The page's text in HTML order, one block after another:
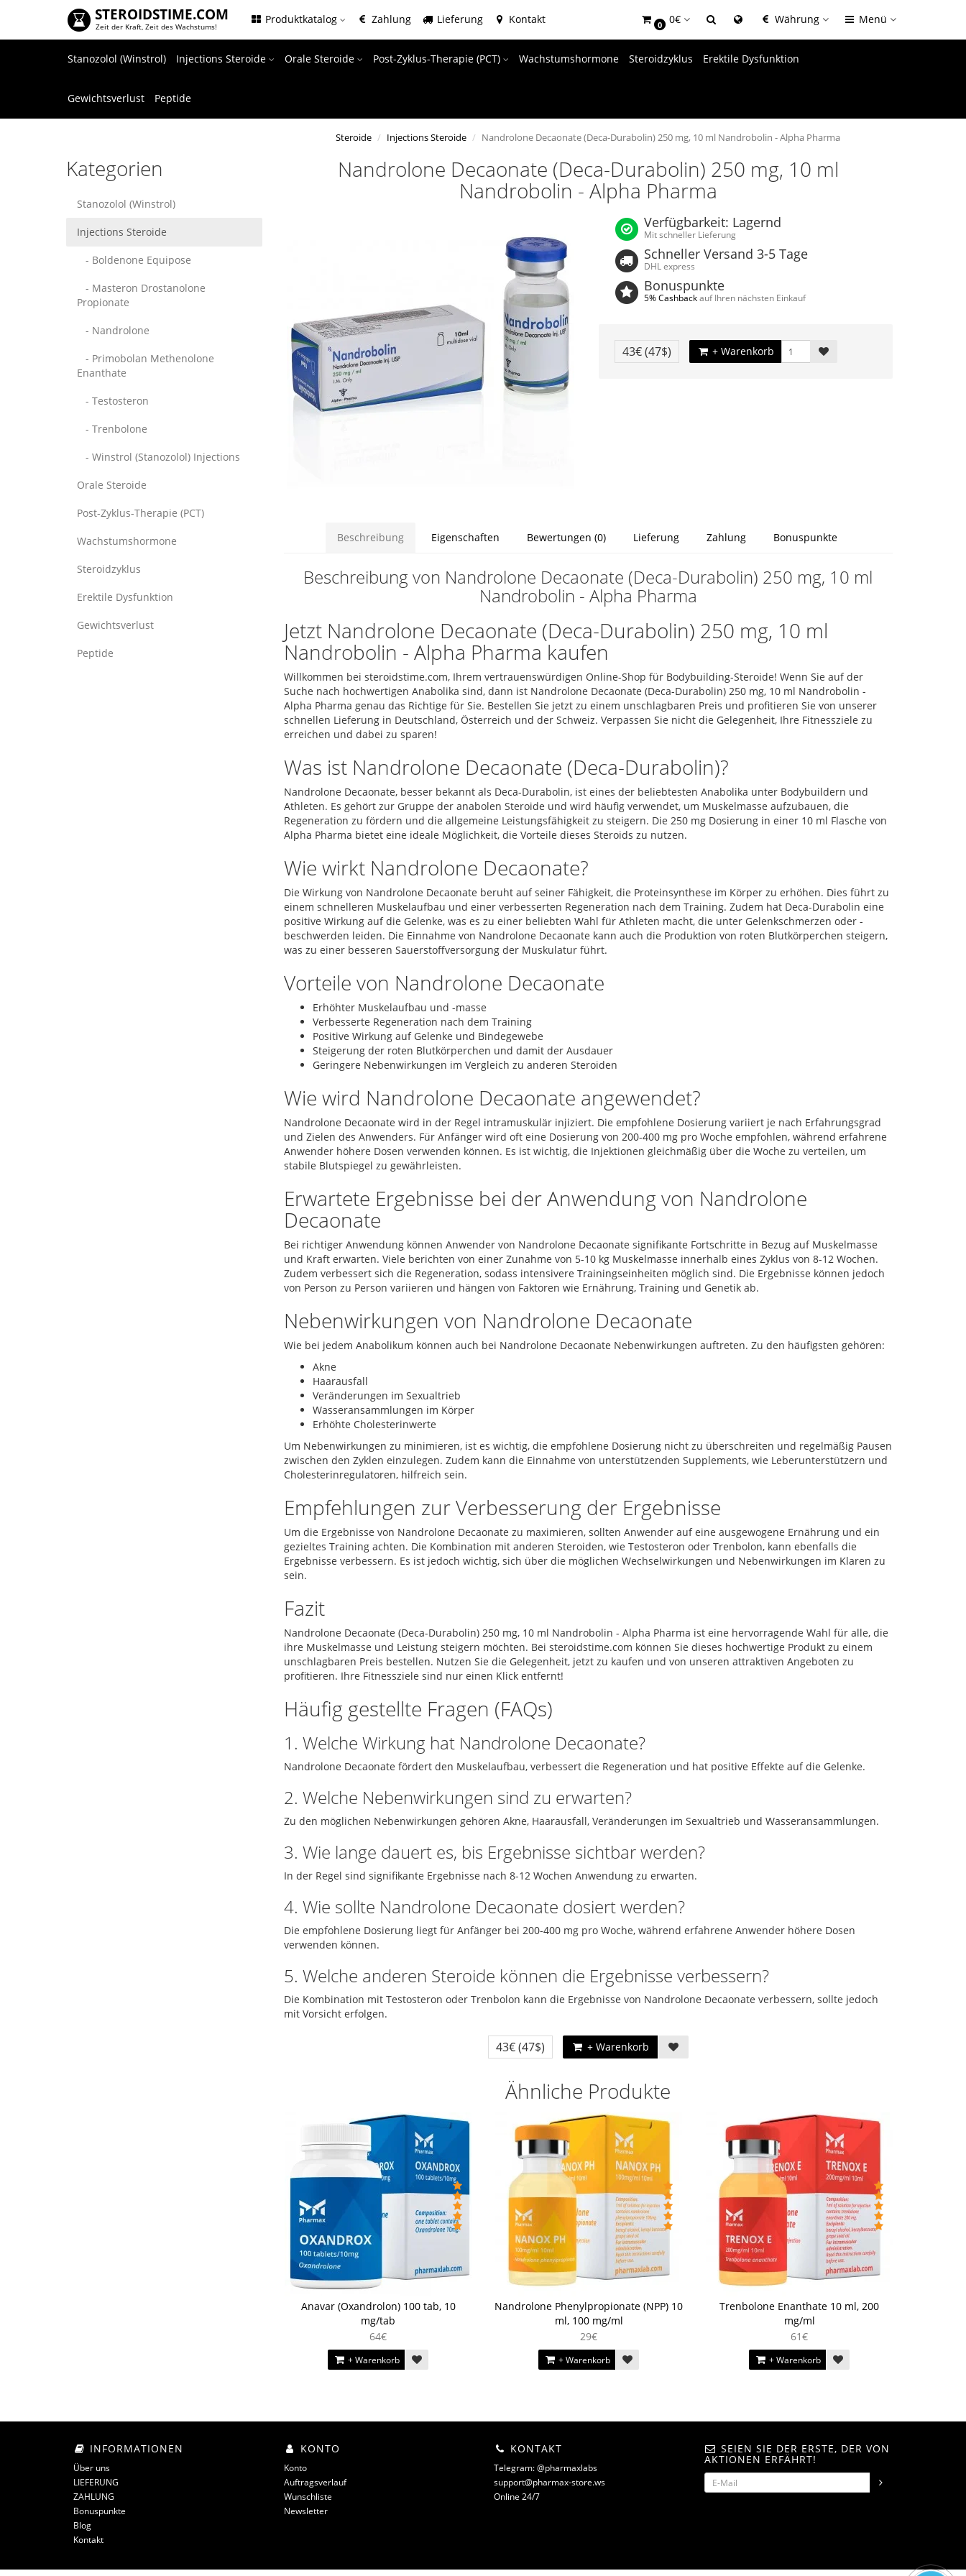
STEROIDSTIME.COM
Zeit der Kraft, Zeit des Wachstums!
Produktkatalog Zahlung Lieferung Kontakt 0 0€ Währung Menü
Stanozolol (Winstrol) Injections Steroide Orale Steroide Post-Zyklus-Therapie (PCT) Wachstumshormone Steroidzyklus Erektile Dysfunktion
Gewichtsverlust Peptide
Kategorien
Stanozolol (Winstrol)
Injections Steroide
- Boldenone Equipose
- Masteron Drostanolone
Propionate
- Nandrolone
- Primobolan Methenolone
Enanthate
- Testosteron
- Trenbolone
- Winstrol (Stanozolol) Injections
Orale Steroide
Post-Zyklus-Therapie (PCT)
Wachstumshormone
Steroidzyklus
Erektile Dysfunktion
Gewichtsverlust
Peptide
Steroide Injections Steroide Nandrolone Decaonate (Deca-Durabolin) 250 mg, 10 ml Nandrobolin - Alpha Pharma
Nandrolone Decaonate (Deca-Durabolin) 250 mg, 10 ml
Nandrobolin - Alpha Pharma
Verfügbarkeit: Lagernd
Mit schneller Lieferung
Schneller Versand 3-5 Tage
DHL express
Bonuspunkte
5% Cashbackauf Ihren nächsten Einkauf
43€(47$) + Warenkorb
Beschreibung Eigenschaften Bewertungen (0) Lieferung Zahlung Bonuspunkte
Beschreibung von Nandrolone Decaonate (Deca-Durabolin) 250 mg, 10 ml
Nandrobolin - Alpha Pharma
Jetzt Nandrolone Decaonate (Deca-Durabolin) 250 mg, 10 ml
Nandrobolin - Alpha Pharma kaufen
Willkommen bei steroidstime.com, Ihrem vertrauenswürdigen Online-Shop für Bodybuilding-Steroide! Wenn Sie auf der
Suche nach hochwertigen Anabolika sind, dann ist Nandrolone Decaonate (Deca-Durabolin) 250 mg, 10 ml Nandrobolin -
Alpha Pharma genau das Richtige für Sie. Bestellen Sie jetzt zu einem unschlagbaren Preis und profitieren Sie von unserer
schnellen Lieferung in Deutschland, Österreich und der Schweiz. Verpassen Sie nicht die Gelegenheit, Ihre Fitnessziele zu
erreichen und dabei zu sparen!
Was ist Nandrolone Decaonate (Deca-Durabolin)?
Nandrolone Decaonate, besser bekannt als Deca-Durabolin, ist eines der beliebtesten Anabolika unter Bodybuildern und
Athleten. Es gehört zur Gruppe der anabolen Steroide und wird häufig verwendet, um Muskelmasse aufzubauen, die
Regeneration zu fördern und die allgemeine Leistungsfähigkeit zu steigern. Die 250 mg Dosierung in einer 10 ml Flasche von
Alpha Pharma bietet eine ideale Möglichkeit, die Vorteile dieses Steroids zu nutzen.
Wie wirkt Nandrolone Decaonate?
Die Wirkung von Nandrolone Decaonate beruht auf seiner Fähigkeit, die Proteinsynthese im Körper zu erhöhen. Dies führt zu
einem schnelleren Muskelaufbau und einer verbesserten Regeneration nach dem Training. Zudem hat Deca-Durabolin eine
positive Wirkung auf die Gelenke, was es zu einer beliebten Wahl für Athleten macht, die unter Gelenkschmerzen oder -
beschwerden leiden. Die Einnahme von Nandrolone Decaonate kann auch die Produktion von roten Blutkörperchen steigern,
was zu einer besseren Sauerstoffversorgung der Muskulatur führt.
Vorteile von Nandrolone Decaonate
Erhöhter Muskelaufbau und -masse
Verbesserte Regeneration nach dem Training
Positive Wirkung auf Gelenke und Bindegewebe
Steigerung der roten Blutkörperchen und damit der Ausdauer
Geringere Nebenwirkungen im Vergleich zu anderen Steroiden
Wie wird Nandrolone Decaonate angewendet?
Nandrolone Decaonate wird in der Regel intramuskulär injiziert. Die empfohlene Dosierung variiert je nach Erfahrungsgrad
und Zielen des Anwenders. Für Anfänger wird oft eine Dosierung von 200-400 mg pro Woche empfohlen, während erfahrene
Anwender höhere Dosen verwenden können. Es ist wichtig, die Injektionen gleichmäßig über die Woche zu verteilen, um
stabile Blutspiegel zu gewährleisten.
Erwartete Ergebnisse bei der Anwendung von Nandrolone
Decaonate
Bei richtiger Anwendung können Anwender von Nandrolone Decaonate signifikante Fortschritte in Bezug auf Muskelmasse
und Kraft erwarten. Viele berichten von einer Zunahme von 5-10 kg Muskelmasse innerhalb eines Zyklus von 8-12 Wochen.
Zudem verbessert sich die Regeneration, sodass intensivere Trainingseinheiten möglich sind. Die Ergebnisse können jedoch
von Person zu Person variieren und hängen von Faktoren wie Ernährung, Training und Genetik ab.
Nebenwirkungen von Nandrolone Decaonate
Wie bei jedem Anabolikum können auch bei Nandrolone Decaonate Nebenwirkungen auftreten. Zu den häufigsten gehören:
Akne
Haarausfall
Veränderungen im Sexualtrieb
Wasseransammlungen im Körper
Erhöhte Cholesterinwerte
Um Nebenwirkungen zu minimieren, ist es wichtig, die empfohlene Dosierung nicht zu überschreiten und regelmäßig Pausen
zwischen den Zyklen einzulegen. Zudem kann die Einnahme von unterstützenden Supplements, wie Leberunterstützern und
Cholesterinregulatoren, hilfreich sein.
Empfehlungen zur Verbesserung der Ergebnisse
Um die Ergebnisse von Nandrolone Decaonate zu maximieren, sollten Anwender auf eine ausgewogene Ernährung und ein
gezieltes Training achten. Die Kombination mit anderen Steroiden, wie Testosteron oder Trenbolon, kann ebenfalls die
Ergebnisse verbessern. Es ist jedoch wichtig, sich über die möglichen Wechselwirkungen und Nebenwirkungen im Klaren zu
sein.
Fazit
Nandrolone Decaonate (Deca-Durabolin) 250 mg, 10 ml Nandrobolin - Alpha Pharma ist eine hervorragende Wahl für alle, die
ihre Muskelmasse und Leistung steigern möchten. Bei steroidstime.com können Sie dieses hochwertige Produkt zu einem
unschlagbaren Preis bestellen. Nutzen Sie die Gelegenheit, jetzt zu kaufen und von unseren attraktiven Angeboten zu
profitieren. Ihre Fitnessziele sind nur einen Klick entfernt!
Häufig gestellte Fragen (FAQs)
1. Welche Wirkung hat Nandrolone Decaonate?
Nandrolone Decaonate fördert den Muskelaufbau, verbessert die Regeneration und hat positive Effekte auf die Gelenke.
2. Welche Nebenwirkungen sind zu erwarten?
Zu den möglichen Nebenwirkungen gehören Akne, Haarausfall, Veränderungen im Sexualtrieb und Wasseransammlungen.
3. Wie lange dauert es, bis Ergebnisse sichtbar werden?
In der Regel sind signifikante Ergebnisse nach 8-12 Wochen Anwendung zu erwarten.
4. Wie sollte Nandrolone Decaonate dosiert werden?
Die empfohlene Dosierung liegt für Anfänger bei 200-400 mg pro Woche, während erfahrene Anwender höhere Dosen
verwenden können.
5. Welche anderen Steroide können die Ergebnisse verbessern?
Die Kombination mit Testosteron oder Trenbolon kann die Ergebnisse von Nandrolone Decaonate verbessern, sollte jedoch
mit Vorsicht erfolgen.
43€(47$) + Warenkorb
Ähnliche Produkte
Anavar (Oxandrolon) 100 tab, 10
mg/tab
64€
+ Warenkorb
Nandrolone Phenylpropionate (NPP) 10
ml, 100 mg/ml
29€
+ Warenkorb
Trenbolone Enanthate 10 ml, 200
mg/ml
61€
+ Warenkorb
INFORMATIONEN
Über uns
LIEFERUNG
ZAHLUNG
Bonuspunkte
Blog
Kontakt
KONTO
Konto
Auftragsverlauf
Wunschliste
Newsletter
KONTAKT
Telegram: @pharmaxlabs
support@pharmax-store.ws
Online 24/7
SEIEN SIE DER ERSTE, DER VON
AKTIONEN ERFÄHRT!